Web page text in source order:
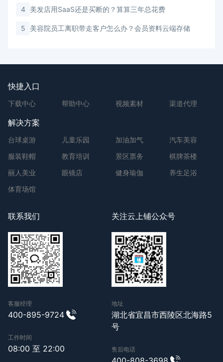
4 美发店用SaaS还是买断的？算算三年总花费
5 美容院员工离职带走客户怎么办？会员资料云端存储
快捷入口
下载中心 帮助中心 视频素材 渠道代理
解决方案
台球桌游 儿童乐园 加油加气
汽车美容
服装鞋帽
教育培训 景区票务
棋牌茶楼
丽人美业
眼镜店 健身瑜伽
养生足浴
体育场馆
联系我们
客服经理
400-895-9724
工作时间
08:00 至 22:00
关注云上铺公众号
地址
湖北省宜昌市西陵区北海路5
号
售后电话